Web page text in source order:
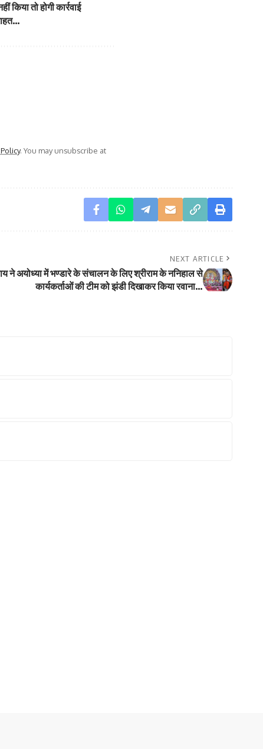
तो होगी कार्रवाई
. You may unsubscribe at
NEXT ARTICLE
ने अयोध्या में भण्डारे के संचालन के लिए श्रीराम के ननिहाल से
कार्यकर्ताओं की टीम को झंडी दिखाकर किया रवाना…